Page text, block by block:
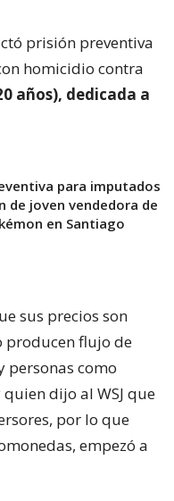
prisión preventiva
homicidio contra
años), dedicada a
para imputados
de joven vendedora de
en Santiago
sus precios son
producen flujo de
personas como
dijo al WSJ que
por lo que
empezó a